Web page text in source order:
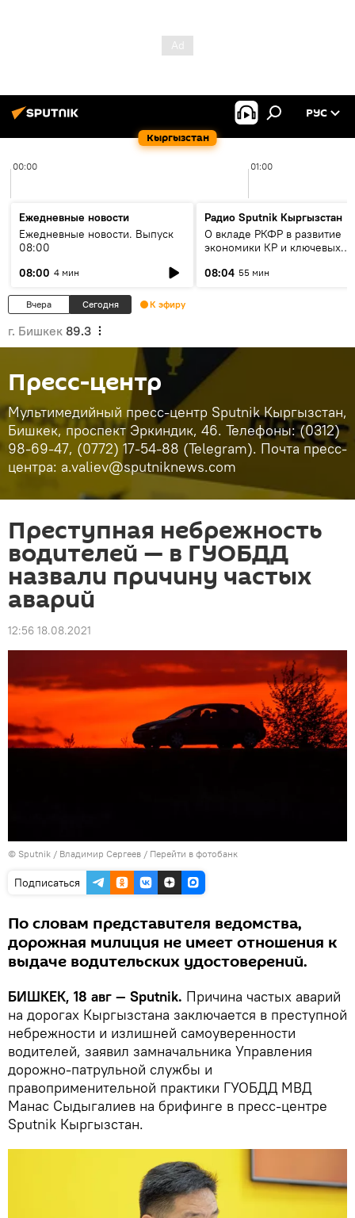
Кыргызстан
РУС
00:00 01:00
Ежедневные новости
Ежедневные новости. Выпуск
08:00
08:00 4 мин
Радио Sputnik Кыргызстан
О вкладе РКФР в развитие
экономики КР и ключевых
08:04 55 мин
Вчера Сегодня К эфиру
г. Бишкек 89.3
Пресс-центр
Мультимедийный пресс-центр Sputnik Кыргызстан,
Бишкек, проспект Эркиндик, 46. Телефоны: (0312)
98-69-47, (0772) 17-54-88 (Telegram). Почта пресс-
центра: a.valiev@sputniknews.com
Преступная небрежность
водителей — в ГУОБДД
назвали причину частых
аварий
12:56 18.08.2021
© Sputnik / Владимир Сергеев / Перейти в фотобанк
Подписаться
По словам представителя ведомства,
дорожная милиция не имеет отношения к
выдаче водительских удостоверений.
БИШКЕК, 18 авг — Sputnik. Причина частых аварий
на дорогах Кыргызстана заключается в преступной
небрежности и излишней самоуверенности
водителей, заявил замначальника Управления
дорожно-патрульной службы и
правоприменительной практики ГУОБДД МВД
Манас Cыдыгалиев на брифинге в пресс-центре
Sputnik Кыргызстан.